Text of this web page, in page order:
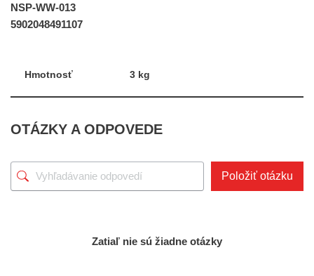
NSP-WW-013
5902048491107
Hmotnosť 3 kg
OTÁZKY A ODPOVEDE
Položiť otázku
Zatiaľ nie sú žiadne otázky